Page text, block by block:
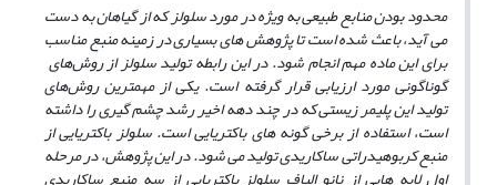
محدود بودن منابع طبیعی به ویژه در مورد سلولز که از گیاهان به دست
می‌ آید،باعث شده است تا پژوهش ‌هایبسیاری در زمینه منبع مناسب
برای این ماده مهم انجام شود. در این رابطه تولید سلولز از رو‌ش‌های
گوناگونی مورد ارزیابی قرار گرفته است. یکی از مهمترین روش‌های
تولید این پلیمر زیستی که در چند دهه اخیر رشد چشم گیری را داشته
است، استفاده از برخی گونه ‌های باکتریایی است. سلولز باکتریایی از
منبع کربوهیدراتی ساکاریدی تولید می‌ شود. در این پژوهش، در مرحله